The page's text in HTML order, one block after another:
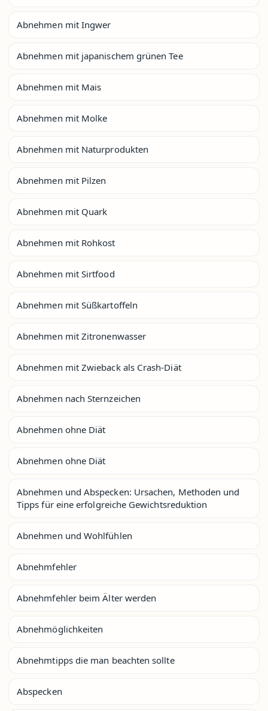
Abnehmen mit Ingwer
Abnehmen mit japanischem grünen Tee
Abnehmen mit Mais
Abnehmen mit Molke
Abnehmen mit Naturprodukten
Abnehmen mit Pilzen
Abnehmen mit Quark
Abnehmen mit Rohkost
Abnehmen mit Sirtfood
Abnehmen mit Süßkartoffeln
Abnehmen mit Zitronenwasser
Abnehmen mit Zwieback als Crash-Diät
Abnehmen nach Sternzeichen
Abnehmen ohne Diät
Abnehmen ohne Diät
Abnehmen und Abspecken: Ursachen, Methoden und
Tipps für eine erfolgreiche Gewichtsreduktion
Abnehmen und Wohlfühlen
Abnehmfehler
Abnehmfehler beim Älter werden
Abnehmöglichkeiten
Abnehmtipps die man beachten sollte
Abspecken